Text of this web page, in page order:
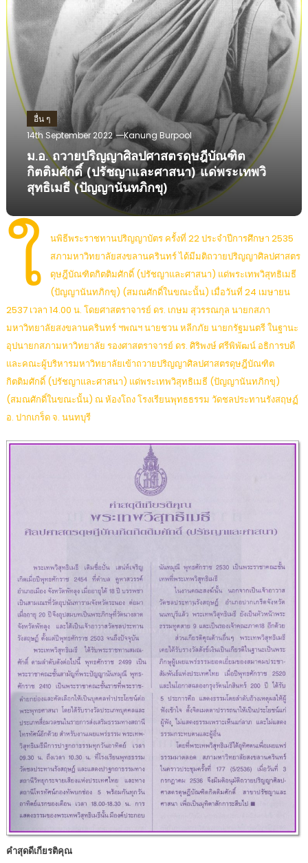
อื่น ๆ
14th September 2022
Kanung Burpool
ม.อ. ถวายปริญญาศิลปศาสตรดุษฎีบัณฑิต
กิตติมศักดิ์ (ปรัชญาและศาสนา) แด่พระเทพวิ
สุทธิเมธี (ปัญญานันทภิกขุ)
ใ
นพิธีพระราชทานปริญญาบัตร ครั้งที่ 22 ประจำปีการศึกษา 2535
สภามหาวิทยาลัยสงขลานครินทร์ ได้มีมติถวายปริญญาศิลปศาสตร
ดุษฎีบัณฑิตกิตติมศักดิ์ (ปรัชญาและศาสนา) แด่พระเทพวิสุทธิเมธี
(ปัญญานันทภิกขุ) (สมณศักดิ์ในขณะนั้น) เมื่อวันที่ 24 เมษายน
2537 เวลา 14.00 น. โดยศาสตราจารย์ ดร. เกษม สุวรรณกุล นายกสภา
มหาวิทยาลัยสงขลานครินทร์ ฯพณฯ นายชวน หลีกภัย นายกรัฐมนตรี ในฐานะ
อุปนายกสภามหาวิทยาลัย รองศาสตราจารย์ ดร. ศิริพงษ์ ศรีพิพัฒน์ อธิการบดี
และคณะผู้บริหารมหาวิทยาลัยเข้าถวายปริญญาศิลปศาสตรดุษฎีบัณฑิต
กิตติมศักดิ์ (ปรัชญาและศาสนา) แด่พระเทพวิสุทธิเมธี (ปัญญานันทภิกขุ)
(สมณศักดิ์ในขณะนั้น) ณ ห้องโถง โรงเรียนพุทธธรรม วัดชลประทานรังสฤษฏ์
อ. ปากเกร็ด จ. นนทบุรี
คำสุดดีเกียรติคุณ